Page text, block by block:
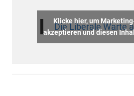
Die Liberale Warte
Klicke hier, um
akzeptieren und diesen